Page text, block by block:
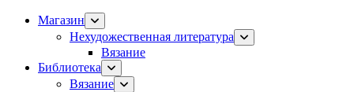
Магазин
Нехудожественная литература
Вязание
Библиотека
Вязание